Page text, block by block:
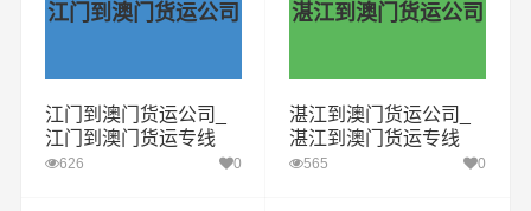
江门到澳门货运公司
江门到澳门货运公司_
江门到澳门货运专线
626 0
湛江到澳门货运公司
湛江到澳门货运公司_
湛江到澳门货运专线
565 0